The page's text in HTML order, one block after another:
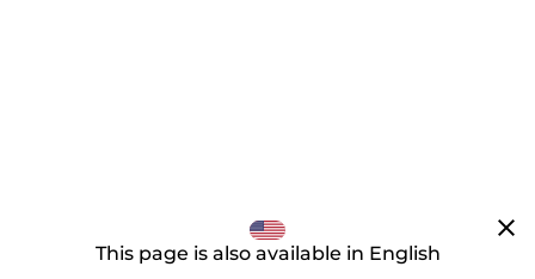
This page is also available in English
clear